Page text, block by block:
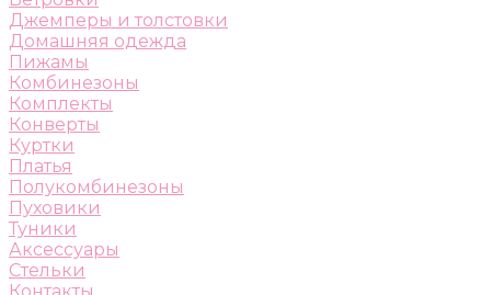
Джемперы и толстовки
Домашняя одежда
Пижамы
Комбинезоны
Комплекты
Конверты
Куртки
Платья
Полукомбинезоны
Пуховики
Туники
Аксессуары
Стельки